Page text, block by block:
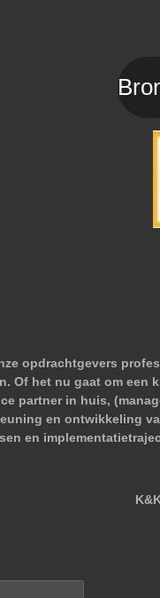
opdrachtgevers
Of het nu gaat om
partner in huis,
en ontwikkeling
en